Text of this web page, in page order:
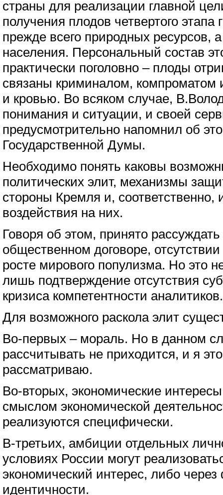
страны для реализации главной
получения плодов четвертого этапа
прежде всего природных ресурсов,
населения. Персональный состав
практически поголовно – плоды
связаны криминалом, компроматом
и кровью. Во всяком случае,
понимания и ситуации, и своей
предусмотрительно напомнил об
Государственной Думы.
Необходимо понять каковы
политических элит, механизмы
стороны Кремля и, соответственно,
воздействия на них.
Говоря об этом, принято
общественном договоре,
росте мирового популизма. Но это
лишь подтверждение отсутствия
кризиса компетентности аналитиков.
Для возможного раскола элит
Во-первых – мораль. Но в данном
рассчитывать не приходится, и я
рассматриваю.
Во-вторых, экономические
смыслом экономической
реализуются специфически.
В-третьих, амбиции отдельных
условиях России могут
экономический интерес, либо
идентичности.